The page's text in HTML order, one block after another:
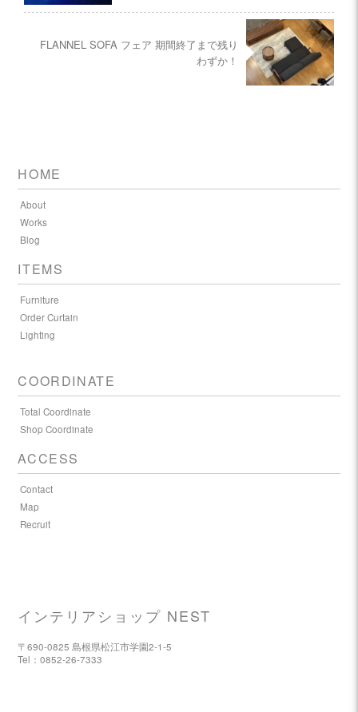
FLANNEL SOFA フェア 期間終了まで残り
わずか！
HOME
About
Works
Blog
ITEMS
Furniture
Order Curtain
Lighting
COORDINATE
Total Coordinate
Shop Coordinate
ACCESS
Contact
Map
Recruit
インテリアショップ NEST
〒690-0825 島根県松江市学園2-1-5
Tel：0852-26-7333